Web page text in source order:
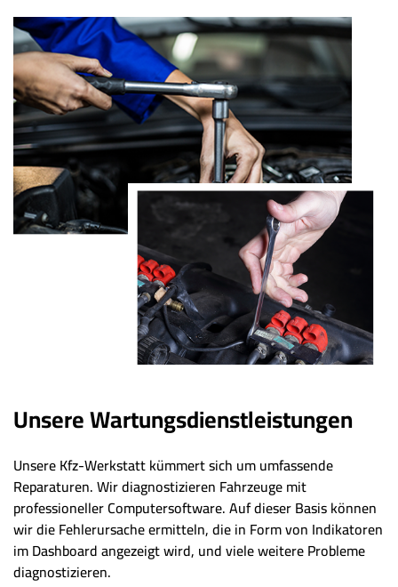
Unsere Wartungsdienstleistungen
Unsere Kfz-Werkstatt kümmert sich um umfassende
Reparaturen. Wir diagnostizieren Fahrzeuge mit
professioneller Computersoftware. Auf dieser Basis können
wir die Fehlerursache ermitteln, die in Form von Indikatoren
im Dashboard angezeigt wird, und viele weitere Probleme
diagnostizieren.